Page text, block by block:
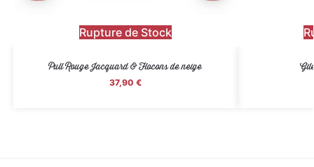
Rupture de Stock
Pull Rouge Jacquard & Flocons de neige
37,90 €